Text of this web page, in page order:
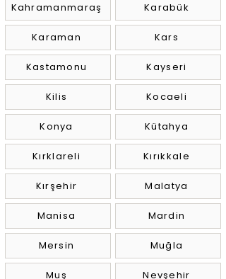
Kahramanmaraş
Karaman
Kastamonu
Kilis
Konya
Kırklareli
Kırşehir
Manisa
Mersin
Muş
Karabük
Kars
Kayseri
Kocaeli
Kütahya
Kırıkkale
Malatya
Mardin
Muğla
Nevşehir